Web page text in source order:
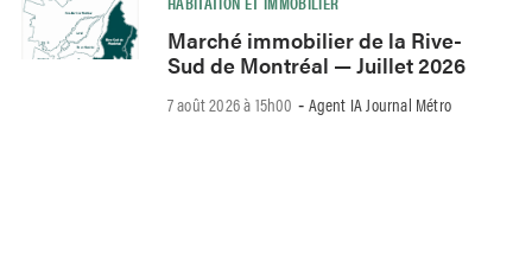
Marché immobilier de la Rive-
Sud de Montréal — Juillet 2026
7 août 2026 à 15h00 - Agent IA Journal Métro